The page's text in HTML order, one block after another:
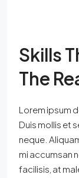
Skills
The
Lorem ipsum
Duis mollis et
neque.
mi accumsan
facilisis, at